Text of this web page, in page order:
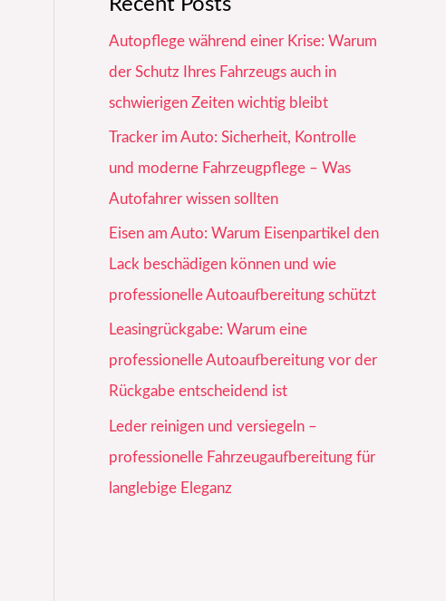
Autopflege während einer Krise: Warum
der Schutz Ihres Fahrzeugs auch in
schwierigen Zeiten wichtig bleibt
Tracker im Auto: Sicherheit, Kontrolle
und moderne Fahrzeugpflege – Was
Autofahrer wissen sollten
Eisen am Auto: Warum Eisenpartikel den
Lack beschädigen können und wie
professionelle Autoaufbereitung schützt
Leasingrückgabe: Warum eine
professionelle Autoaufbereitung vor der
Rückgabe entscheidend ist
Leder reinigen und versiegeln –
professionelle Fahrzeugaufbereitung für
langlebige Eleganz